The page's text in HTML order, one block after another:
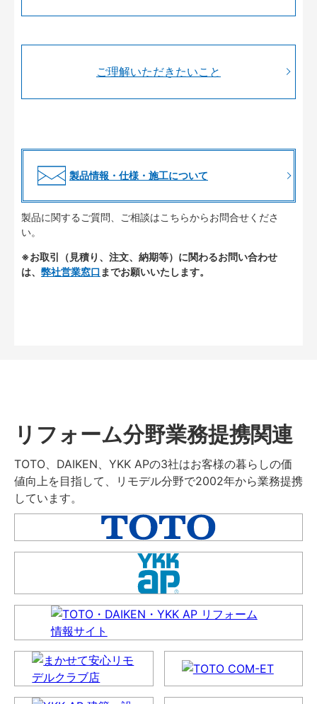
ご理解いただきたいこと
製品情報・仕様・施工について
製品に関するご質問、ご相談はこちらからお問合せくださ
い。
※お取引（見積り、注文、納期等）に関わるお問い合わせ
は、 弊社営業窓口 までお願いいたします。
リフォーム分野業務提携関連
TOTO、DAIKEN、YKK APの3社はお客様の暮らしの価
値向上を目指して、リモデル分野で2002年から業務提携
しています。